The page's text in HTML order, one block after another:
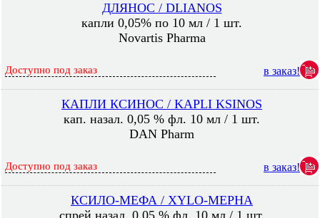
ДЛЯНОС / DLIANOS
капли 0,05% по 10 мл / 1 шт.
Novartis Pharma
Доступно под заказ в заказ!
КАПЛИ КСИНОС / KAPLI KSINOS
кап. назал. 0,05 % фл. 10 мл / 1 шт.
DAN Pharm
Доступно под заказ в заказ!
КСИЛО-МЕФА / XYLO-MEPHA
спрей назал. 0,05 % фл. 10 мл / 1 шт.